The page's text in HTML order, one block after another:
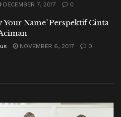
DECEMBER 7, 2017 0
Your Name’ Perspektif Cinta
NOVEMBER 6, 2017 0